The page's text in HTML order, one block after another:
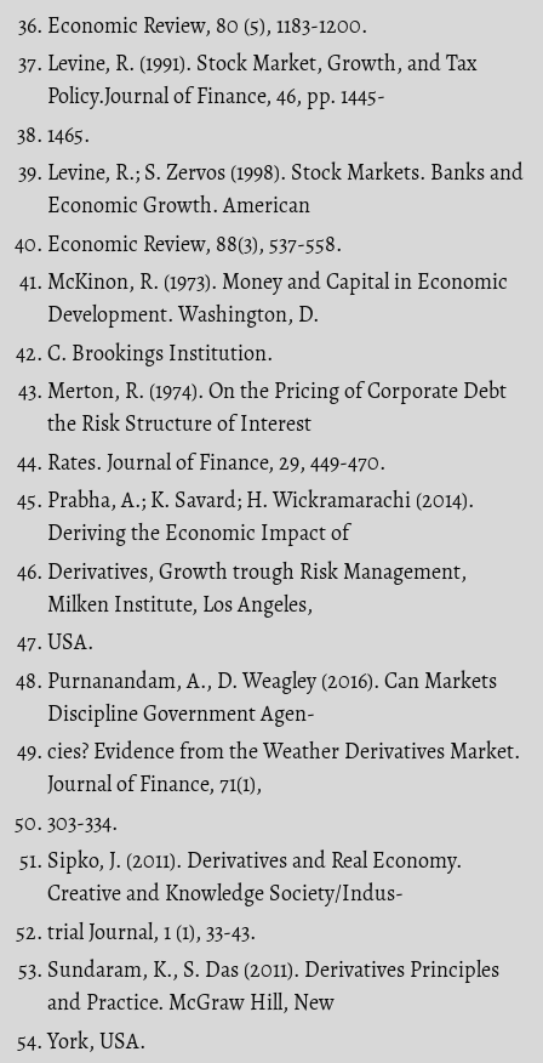
Economic Review, 80 (5), 1183-1200.
Levine, R. (1991). Stock Market, Growth, and Tax
Policy.Journal of Finance, 46, pp. 1445-
1465.
Levine, R.; S. Zervos (1998). Stock Markets. Banks and
Economic Growth. American
Economic Review, 88(3), 537-558.
McKinon, R. (1973). Money and Capital in Economic
Development. Washington, D.
C. Brookings Institution.
Merton, R. (1974). On the Pricing of Corporate Debt
the Risk Structure of Interest
Rates. Journal of Finance, 29, 449-470.
Prabha, A.; K. Savard; H. Wickramarachi (2014).
Deriving the Economic Impact of
Derivatives, Growth trough Risk Management,
Milken Institute, Los Angeles,
USA.
Purnanandam, A., D. Weagley (2016). Can Markets
Discipline Government Agen-
cies? Evidence from the Weather Derivatives Market.
Journal of Finance, 71(1),
303-334.
Sipko, J. (2011). Derivatives and Real Economy.
Creative and Knowledge Society/Indus-
trial Journal, 1 (1), 33-43.
Sundaram, K., S. Das (2011). Derivatives Principles
and Practice. McGraw Hill, New
York, USA.